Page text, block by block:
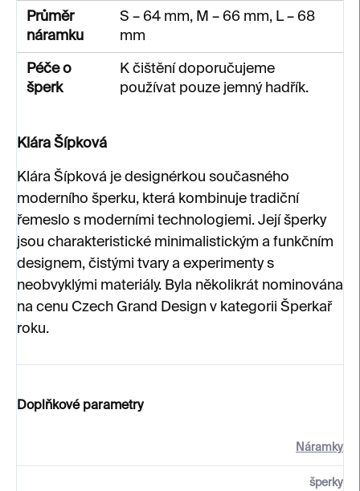
Průměr
náramku
S – 64 mm, M – 66 mm, L – 68
mm
Péče o
šperk
K čištění doporučujeme
používat pouze jemný hadřík.
Klára Šípková
Klára Šípková je designérkou současného
moderního šperku, která kombinuje tradiční
řemeslo s moderními technologiemi. Její šperky
jsou charakteristické minimalistickým a funkčním
designem, čistými tvary a experimenty s
neobvyklými materiály. Byla několikrát nominována
na cenu Czech Grand Design v kategorii Šperkař
roku.
Doplňkové parametry
Náramky
šperky